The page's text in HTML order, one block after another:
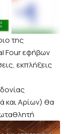
της
Four εφήβων
εκπλήξεις
και Αρίων) θα